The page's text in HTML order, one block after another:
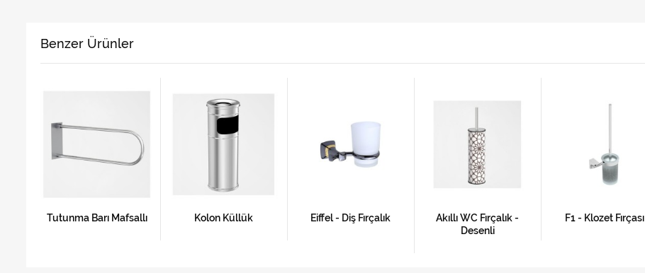
Benzer Ürünler
Tutunma Barı Mafsallı Kolon Küllük Eiffel - Diş Fırçalık
Akıllı WC Fırçalık -
Desenli
F1 - Klozet Fırçası